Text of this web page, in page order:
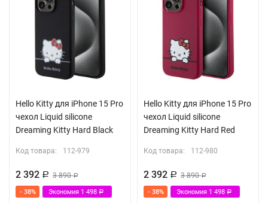
Hello Kitty для iPhone 15 Pro
чехол Liquid silicone
Dreaming Kitty Hard Black
Код товара: 112-979
2 392 Р 3 890Р
- 38% Экономия 1 498 Р
Hello Kitty для iPhone 15 Pro
чехол Liquid silicone
Dreaming Kitty Hard Red
Код товара: 112-980
2 392 Р 3 890Р
- 38% Экономия 1 498 Р